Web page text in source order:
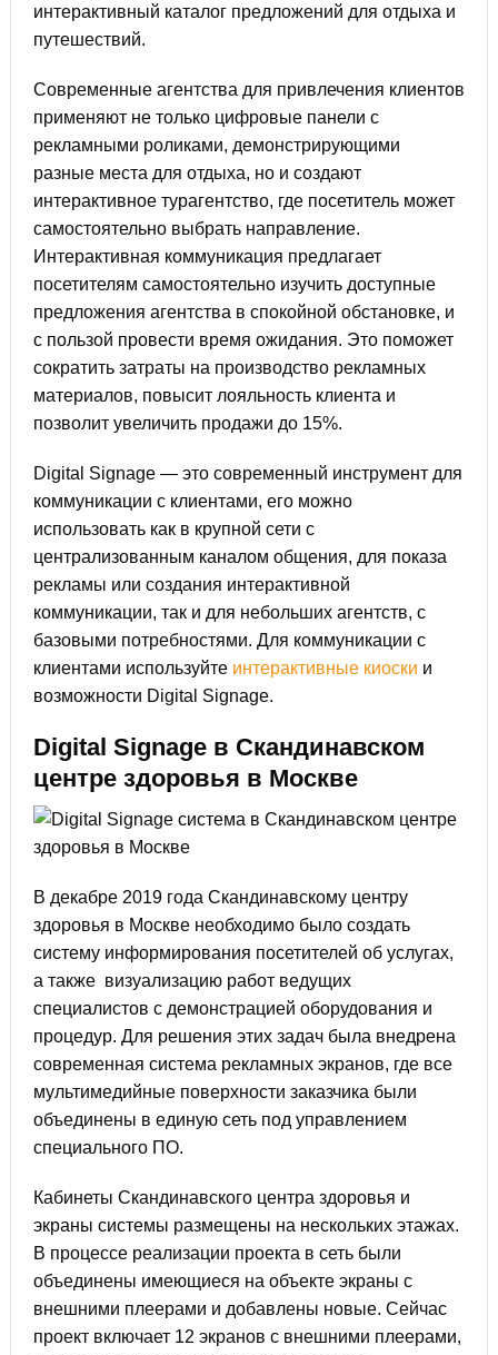
интерактивный каталог предложений для отдыха и
путешествий.
Современные агентства для привлечения клиентов
применяют не только цифровые панели с
рекламными роликами, демонстрирующими
разные места для отдыха, но и создают
интерактивное турагентство, где посетитель может
самостоятельно выбрать направление.
Интерактивная коммуникация предлагает
посетителям самостоятельно изучить доступные
предложения агентства в спокойной обстановке, и
с пользой провести время ожидания. Это поможет
сократить затраты на производство рекламных
материалов, повысит лояльность клиента и
позволит увеличить продажи до 15%.
Digital Signage — это современный инструмент для
коммуникации с клиентами, его можно
использовать как в крупной сети с
централизованным каналом общения, для показа
рекламы или создания интерактивной
коммуникации, так и для небольших агентств, с
базовыми потребностями. Для коммуникации с
клиентами используйте интерактивные киоски и
возможности Digital Signage.
Digital Signage в Скандинавском
центре здоровья в Москве
В декабре 2019 года Скандинавскому центру
здоровья в Москве необходимо было создать
систему информирования посетителей об услугах,
а также визуализацию работ ведущих
специалистов с демонстрацией оборудования и
процедур. Для решения этих задач была внедрена
современная система рекламных экранов, где все
мультимедийные поверхности заказчика были
объединены в единую сеть под управлением
специального ПО.
Кабинеты Скандинавского центра здоровья и
экраны системы размещены на нескольких этажах.
В процессе реализации проекта в сеть были
объединены имеющиеся на объекте экраны с
внешними плеерами и добавлены новые. Сейчас
проект включает 12 экранов с внешними плеерами,